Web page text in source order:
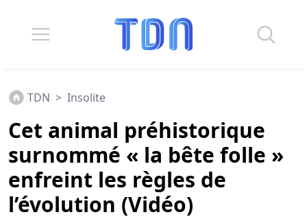
TDN > Insolite
Cet animal préhistorique
surnommé « la bête folle »
enfreint les règles de
l’évolution (Vidéo)